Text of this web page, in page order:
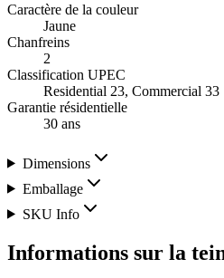
Caractère de la couleur
Jaune
Chanfreins
2
Classification UPEC
Residential 23, Commercial 33
Garantie résidentielle
30 ans
Dimensions
Emballage
SKU Info
Informations sur la